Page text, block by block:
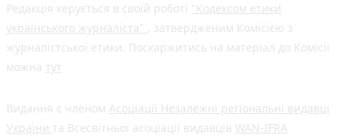
Редакція керується в своїй роботі "Кодексом етики
українського журналіста" , затвердженим Комісією з
журналістської етики. Поскаржитись на матеріал до Комісії
можна тут
Видання є членом Асоціації Незалежні регіональні видавці
України та Всесвітньої асоціації видавців WAN-IFRA